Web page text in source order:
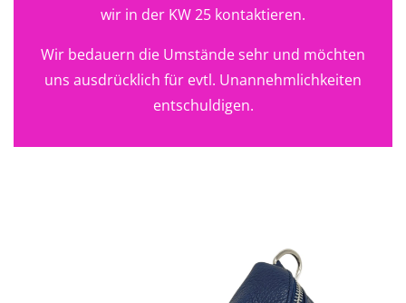
wir in der KW 25 kontaktieren.
Wir bedauern die Umstände sehr und möchten
uns ausdrücklich für evtl. Unannehmlichkeiten
entschuldigen.